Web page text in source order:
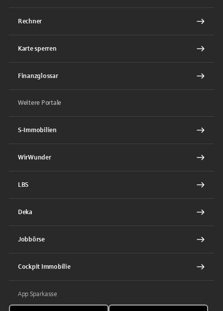
Rechner
Karte sperren
Finanzglossar
Weitere Portale
S-Immobilien
WirWunder
LBS
Deka
Jobbörse
Cockpit Immobilie
App Sparkasse